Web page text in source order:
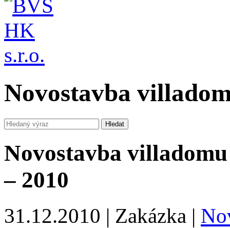
Novostavba
Novostavba
– 2010
31.12.2010 | Zakázka |